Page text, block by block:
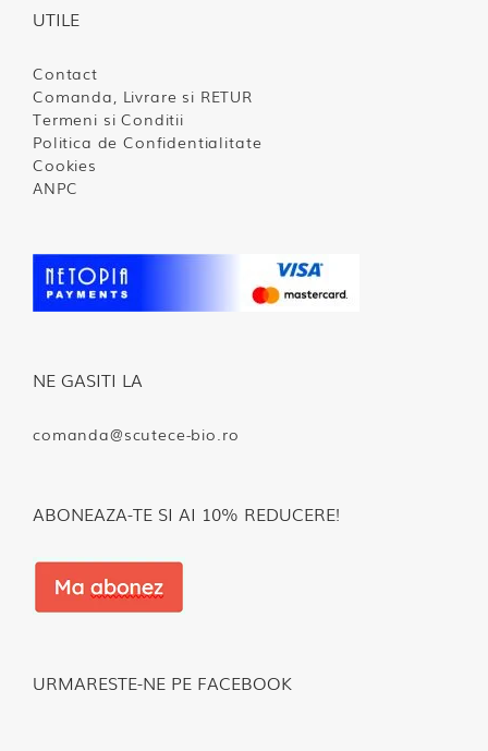
UTILE
Contact
Comanda, Livrare si RETUR
Termeni si Conditii
Politica de Confidentialitate
Cookies
ANPC
NE GASITI LA
comanda@scutece-bio.ro
ABONEAZA-TE SI AI 10% REDUCERE!
URMARESTE-NE PE FACEBOOK